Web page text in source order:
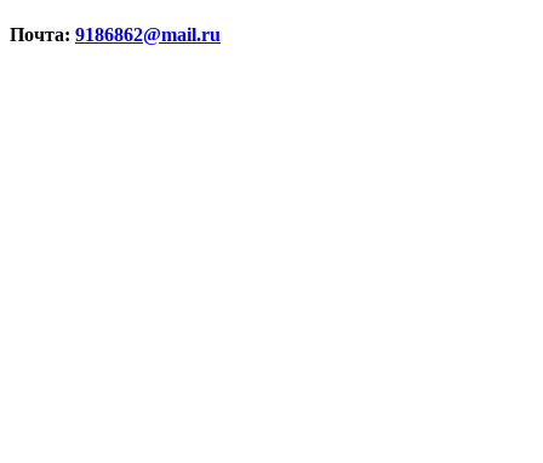
Почта: 9186862@mail.ru